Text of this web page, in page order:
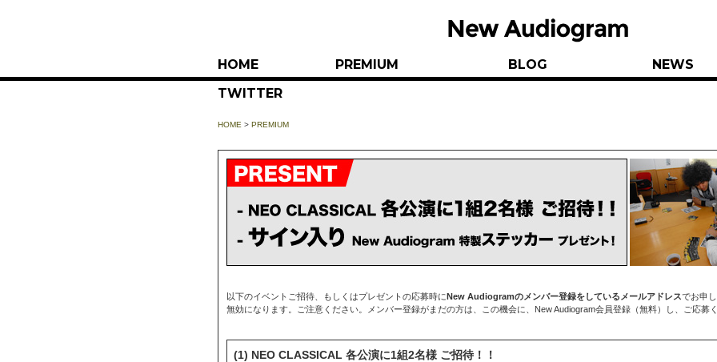
HOME PREMIUM BLOG
NEWS
TWITTER
HOME > PREMIUM
以下のイベントご招待、もしくはプレゼントの応募時にNew Audiogramのメンバー登録をしているメールアドレスでお申
無効になります。ご注意ください。メンバー登録がまだの方は、この機会に、New Audiogram会員登録（無料）し、ご応募く
(1) NEO CLASSICAL 各公演に1組2名様 ご招待！！